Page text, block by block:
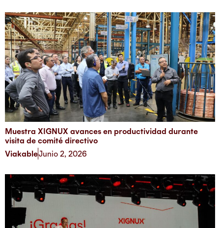
Muestra XIGNUX avances en productividad durante
visita de comité directivo
ViakableJunio 2, 2026